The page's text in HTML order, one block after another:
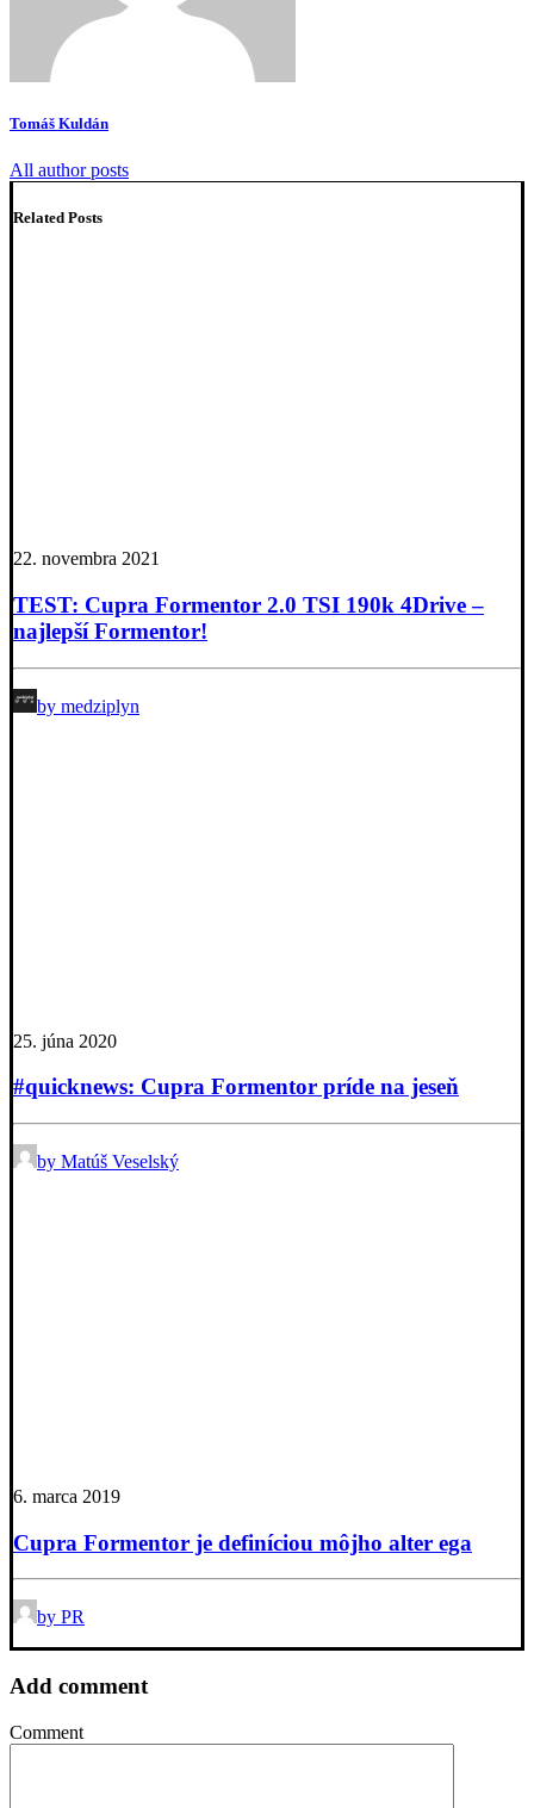
Tomáš Kuldán
All author posts
Related Posts
22. novembra 2021
TEST: Cupra Formentor 2.0 TSI 190k 4Drive –
najlepší Formentor!
by medziplyn
25. júna 2020
#quicknews: Cupra Formentor príde na jeseň
by Matúš Veselský
6. marca 2019
Cupra Formentor je definíciou môjho alter ega
by PR
Add comment
Comment